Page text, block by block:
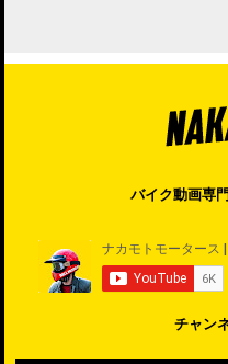
バイク動画専
チャン